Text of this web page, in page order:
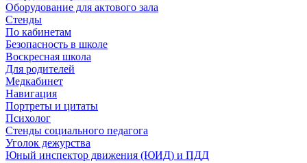
Оборудование для актового зала
Стенды
По кабинетам
Безопасность в школе
Воскресная школа
Для родителей
Медкабинет
Навигация
Портреты и цитаты
Психолог
Стенды социального педагога
Уголок дежурства
Юный инспектор движения (ЮИД) и ПДД